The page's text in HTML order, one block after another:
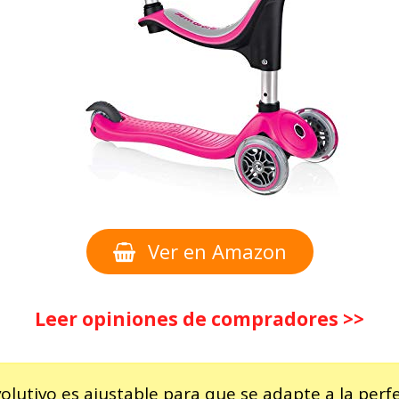
Ver en Amazon
Leer opiniones de compradores >>
es ajustable para que se adapte a la